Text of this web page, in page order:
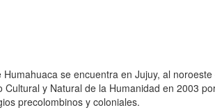
se encuentra en Jujuy, al
y Natural de la Humanidad en 2003
precolombinos y coloniales.